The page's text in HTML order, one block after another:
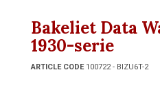
Bakeliet Data
1930-serie
ARTICLE CODE100722 - BIZU6T-2